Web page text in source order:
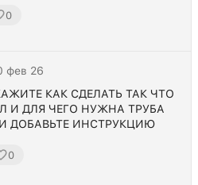
0
фев 26
КАК СДЕЛАТЬ ТАК ЧТО
И ДЛЯ ЧЕГО НУЖНА ТРУБА
ДОБАВЬТЕ ИНСТРУКЦИЮ
0